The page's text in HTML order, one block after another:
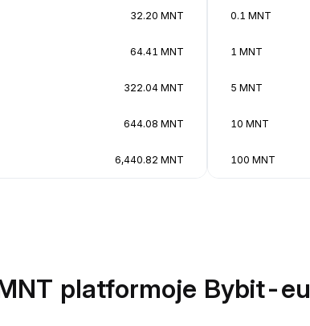
32.20 MNT
64.41 MNT
322.04 MNT
644.08 MNT
6,440.82 MNT
0.1 MNT
1 MNT
5 MNT
10 MNT
100 MNT
platformoje Bybit-eu